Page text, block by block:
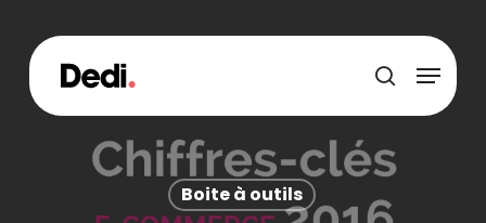
main
content
recherche
Menu
Boite à outils